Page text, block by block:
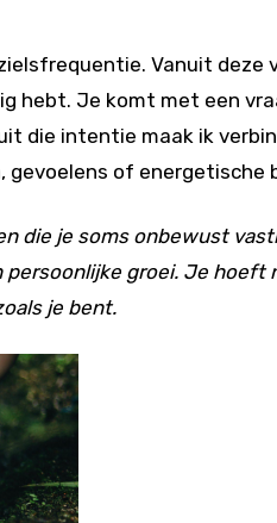
Vanuit
hebt. Je komt met een
die intentie maak ik
gevoelens of
die je soms onbewust
groei. Je
je bent.